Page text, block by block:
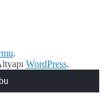
.
WordPress.